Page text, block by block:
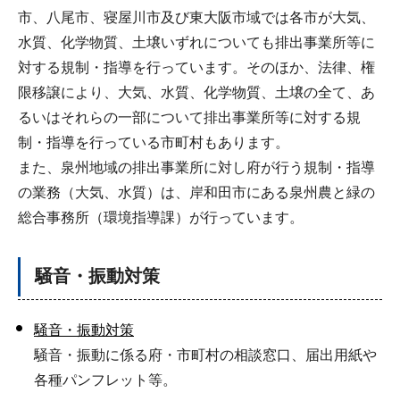
市、八尾市、寝屋川市及び東大阪市域では各市が大気、
水質、化学物質、土壌いずれについても排出事業所等に
対する規制・指導を行っています。そのほか、法律、権
限移譲により、大気、水質、化学物質、土壌の全て、あ
るいはそれらの一部について排出事業所等に対する規
制・指導を行っている市町村もあります。
また、泉州地域の排出事業所に対し府が行う規制・指導
の業務（大気、水質）は、岸和田市にある泉州農と緑の
総合事務所（環境指導課）が行っています。
騒音・振動対策
騒音・振動対策
騒音・振動に係る府・市町村の相談窓口、届出用紙や
各種パンフレット等。